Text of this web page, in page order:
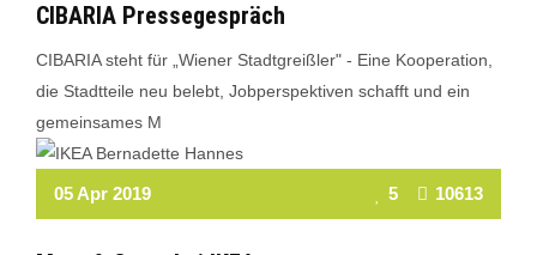
CIBARIA Pressegespräch
CIBARIA steht für „Wiener Stadtgreißler" - Eine Kooperation,
die Stadtteile neu belebt, Jobperspektiven schafft und ein
gemeinsames M
Read More
05 Apr 2019 5 10613